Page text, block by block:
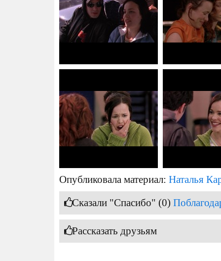
Опубликовала материал: Наталья
Сказали "Спасибо" (0)
Рассказать друзьям